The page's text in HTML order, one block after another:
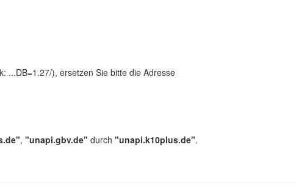
...DB=1.27/), ersetzen Sie bitte die Adresse
, "unapi.gbv.de" durch "unapi.k10plus.de".